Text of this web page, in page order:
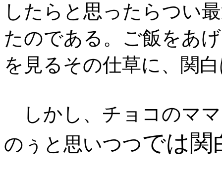
したらと思ったらつい
たのである。ご飯をあ
を見るその仕草に、関
しかし、チョコのマ
のぅと思いつつでは関